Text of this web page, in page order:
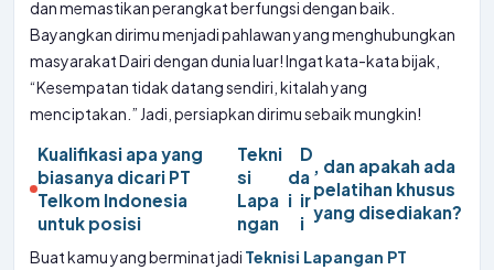
dan memastikan perangkat berfungsi dengan baik.
Bayangkan dirimu menjadi pahlawan yang menghubungkan
masyarakat Dairi dengan dunia luar! Ingat kata-kata bijak,
“Kesempatan tidak datang sendiri, kitalah yang
menciptakan.” Jadi, persiapkan dirimu sebaik mungkin!
Kualifikasi apa yang
biasanya dicari PT
Telkom Indonesia
untuk posisi
Tekni
si
Lapa
ngan
d
i
D
a
ir
i
, dan apakah ada
pelatihan khusus
yang disediakan?
Buat kamu yang berminat jadi Teknisi Lapangan PT